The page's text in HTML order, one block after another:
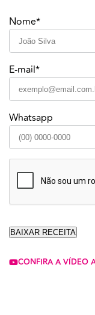
Nome*
E-mail*
Whatsapp
CONFIRA A VÍDEO